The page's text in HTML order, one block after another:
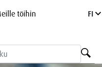
töihin FI